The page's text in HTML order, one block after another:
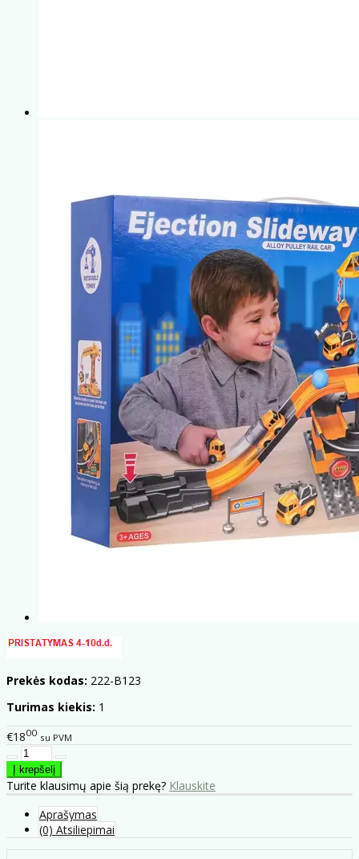
Prekės kodas: 222-B123
Turimas kiekis: 1
€1800 su PVM
Turite klausimų apie šią prekę? Klauskite
Aprašymas
(0) Atsiliepimai